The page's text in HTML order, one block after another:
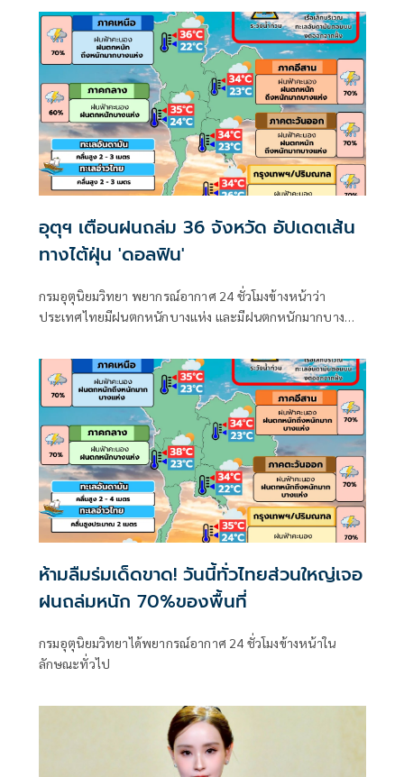
มากบริเวณประเทศไทย
อุตุฯ เตือนฝนถล่ม 36 จังหวัด อัปเดตเส้น
ทางไต้ฝุ่น 'ดอลฟิน'
กรมอุตุนิยมวิทยา พยากรณ์อากาศ 24 ชั่วโมงข้างหน้าว่า
ประเทศไทยมีฝนตกหนักบางแห่ง และมีฝนตกหนักมากบาง
ห้ามลืมร่มเด็ดขาด! วันนี้ทั่วไทยส่วนใหญ่เจอ
ฝนถล่มหนัก 70%ของพื้นที่
กรมอุตุนิยมวิทยาได้พยากรณ์อากาศ 24 ชั่วโมงข้างหน้าใน
ลักษณะทั่วไป